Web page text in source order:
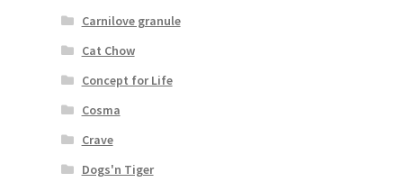
Carnilove granule
Cat Chow
Concept for Life
Cosma
Crave
Dogs'n Tiger